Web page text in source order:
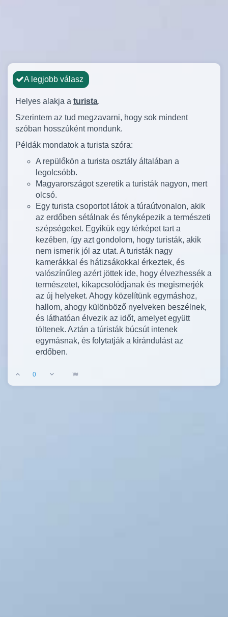
A legjobb válasz
Helyes alakja a turista.
Szerintem az tud megzavarni, hogy sok mindent
szóban hosszúként mondunk.
Példák mondatok a turista szóra:
A repülőkön a turista osztály általában a
legolcsóbb.
Magyarországot szeretik a turisták nagyon, mert
olcsó.
Egy turista csoportot látok a túraútvonalon, akik
az erdőben sétálnak és fényképezik a természeti
szépségeket. Egyikük egy térképet tart a
kezében, így azt gondolom, hogy turisták, akik
nem ismerik jól az utat. A turisták nagy
kamerákkal és hátizsákokkal érkeztek, és
valószínűleg azért jöttek ide, hogy élvezhessék a
természetet, kikapcsolódjanak és megismerjék
az új helyeket. Ahogy közelítünk egymáshoz,
hallom, ahogy különböző nyelveken beszélnek,
és láthatóan élvezik az időt, amelyet együtt
töltenek. Aztán a túristák búcsút intenek
egymásnak, és folytatják a kirándulást az
erdőben.
0